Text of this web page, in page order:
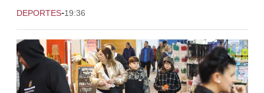
DEPORTES-19:36